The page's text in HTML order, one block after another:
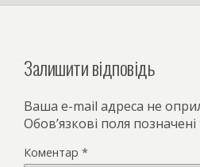
Залишити відповідь
Ваша e-mail адреса не
Обов’язкові поля позначені
Коментар *